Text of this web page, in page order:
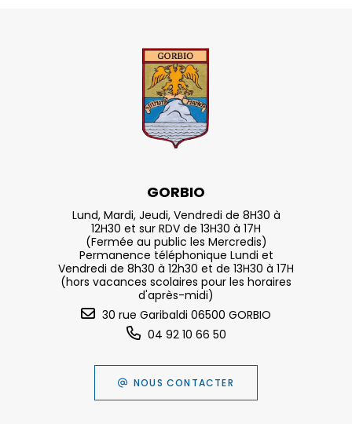
GORBIO
Lund, Mardi, Jeudi, Vendredi de 8H30 à
12H30 et sur RDV de 13H30 à 17H
(Fermée au public les Mercredis)
Permanence téléphonique Lundi et
Vendredi de 8h30 à 12h30 et de 13H30 à 17H
(hors vacances scolaires pour les horaires
d'après-midi)
30 rue Garibaldi 06500 GORBIO
04 92 10 66 50
NOUS CONTACTER